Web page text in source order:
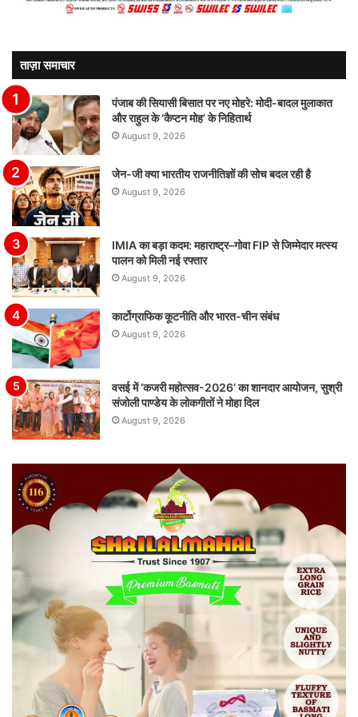
ताज़ा समाचार
पंजाब की सियासी बिसात पर नए मोहरे: मोदी-बादल मुलाकात
और राहुल के ‘कैप्टन मोह’ के निहितार्थ
August 9, 2026
जेन-जी क्या भारतीय राजनीतिज्ञों की सोच बदल रही है
August 9, 2026
IMIA का बड़ा कदम: महाराष्ट्र–गोवा FIP से जिम्मेदार मत्स्य
पालन को मिली नई रफ्तार
August 9, 2026
कार्टोग्राफिक कूटनीति और भारत-चीन संबंध
August 9, 2026
वसई में ‘कजरी महोत्सव-2026’ का शानदार आयोजन, सुश्री
संजोली पाण्डेय के लोकगीतों ने मोहा दिल
August 9, 2026